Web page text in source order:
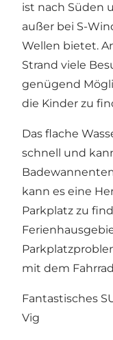
ist nach Süden
außer bei S-
Wellen bietet.
Strand viele
genügend
die Kinder zu
Das flache
schnell und
kann es eine
Parkplatz zu
mit dem
Fantastisches
Vig